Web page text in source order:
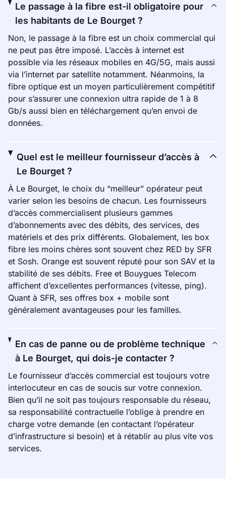
Le passage à la fibre est-il obligatoire pour
les habitants de Le Bourget ?
Non, le passage à la fibre est un choix commercial qui
ne peut pas être imposé. L’accès à internet est
possible via les réseaux mobiles en 4G/5G, mais aussi
via l’internet par satellite notamment. Néanmoins, la
fibre optique est un moyen particulièrement compétitif
pour s’assurer une connexion ultra rapide de 1 à 8
Gb/s aussi bien en téléchargement qu’en envoi de
données.
Quel est le meilleur fournisseur d’accès à
Le Bourget ?
À Le Bourget, le choix du “meilleur” opérateur peut
varier selon les besoins de chacun. Les fournisseurs
d’accès commercialisent plusieurs gammes
d’abonnements avec des débits, des services, des
matériels et des prix différents. Globalement, les box
fibre les moins chères sont souvent chez RED by SFR
et Sosh. Orange est souvent réputé pour son SAV et la
stabilité de ses débits. Free et Bouygues Telecom
affichent d’excellentes performances (vitesse, ping).
Quant à SFR, ses offres box + mobile sont
généralement avantageuses pour les familles.
En cas de panne ou de problème technique
à Le Bourget, qui dois-je contacter ?
Le fournisseur d’accès commercial est toujours votre
interlocuteur en cas de soucis sur votre connexion.
Bien qu’il ne soit pas toujours responsable du réseau,
sa responsabilité contractuelle l’oblige à prendre en
charge votre demande (en contactant l’opérateur
d’infrastructure si besoin) et à rétablir au plus vite vos
services.